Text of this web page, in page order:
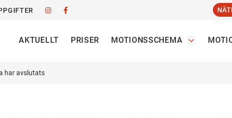
AKTUELLT PRISER MOTIONSSCHEMA
har avslutats